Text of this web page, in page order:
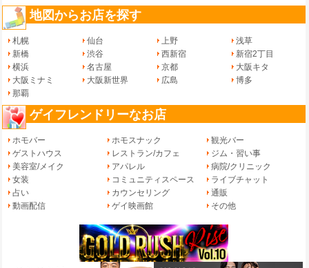
地図からお店を探す
札幌 仙台 上野
浅草
新橋
渋谷 西新宿
新宿2丁目
横浜
名古屋 京都
大阪キタ
大阪ミナミ
大阪新世界 広島
博多
那覇
ゲイフレンドリーなお店
ホモバー ホモスナック
観光バー
ゲストハウス
レストラン/カフェ
ジム・習い事
美容室/メイク
アパレル
病院/クリニック
女装
コミュニティスペース
ライブチャット
占い
カウンセリング
通販
動画配信
ゲイ映画館 その他